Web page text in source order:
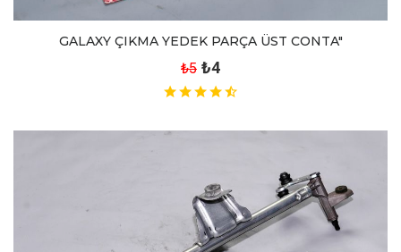
GALAXY ÇIKMA YEDEK PARÇA ÜST CONTA"
₺5 ₺4